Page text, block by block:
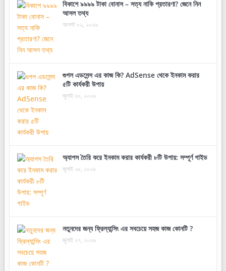
বিকাশে ৯৯৯৯ টাকা বোনাস – সত্য নাকি প্রতারণা? জেনে নিন
আসল তথ্য
আগস্ট ০২, ২০২৬
গুগল এডসেন্স এর কাজ কি? AdSense থেকে ইনকাম করার
৫টি কার্যকরী উপায়
জুলাই ৩০, ২০২৬
অ্যাপস তৈরি করে ইনকাম করার কার্যকরী ৮টি উপায়: সম্পূর্ণ গাইড
জুলাই ২৮, ২০২৬
নতুনদের জন্য ফ্রিল্যান্সিং এর সবচেয়ে সহজ কাজ কোনটি ?
জুলাই ২৭, ২০২৬